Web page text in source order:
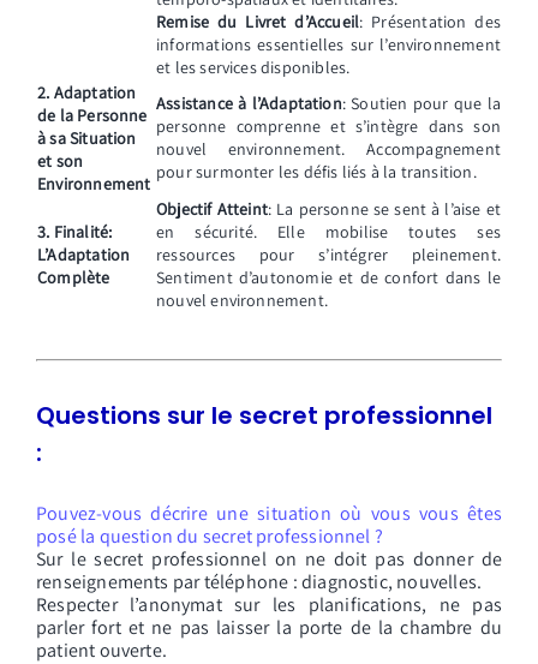
Remise du Livret d’Accueil: Présentation des
informations essentielles sur l’environnement
et les services disponibles.
2. Adaptation
de la Personne
à sa Situation
et son
Environnement
Assistance à l’Adaptation: Soutien pour que la
personne comprenne et s’intègre dans son
nouvel environnement. Accompagnement
pour surmonter les défis liés à la transition.
3. Finalité:
L’Adaptation
Complète
Objectif Atteint: La personne se sent à l’aise et
en sécurité. Elle mobilise toutes ses
ressources pour s’intégrer pleinement.
Sentiment d’autonomie et de confort dans le
nouvel environnement.
Questions sur le secret professionnel
:
Pouvez-vous décrire une situation où vous vous êtes
posé la question du secret professionnel ?
Sur le secret professionnel on ne doit pas donner de
renseignements par téléphone : diagnostic, nouvelles.
Respecter l’anonymat sur les planifications, ne pas
parler fort et ne pas laisser la porte de la chambre du
patient ouverte.